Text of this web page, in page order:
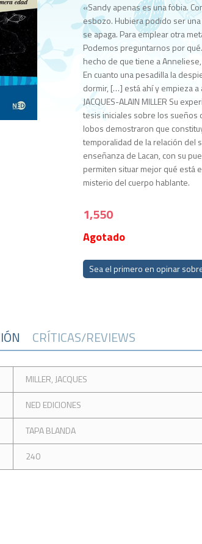
«Sandy apenas es una fobia.
esbozo. Hubiera podido ser
se apaga. Para emplear otra
Podemos preguntarnos por
hecho de que tiene a
En cuanto una pesadilla la
dormir, […] está ahí y empieza
JACQUES-ALAIN MILLER Su
tesis iniciales sobre los sueños
lobos demostraron que
temporalidad de la relación del
enseñanza de Lacan, con su
permiten situar mejor qué está
misterio del cuerpo hablante.
1,550
Agotado
Sea el primero en opinar
CRÍTICAS/REVIEWS
MILLER, JACQUES
NED EDICIONES
TAPA BLANDA
240